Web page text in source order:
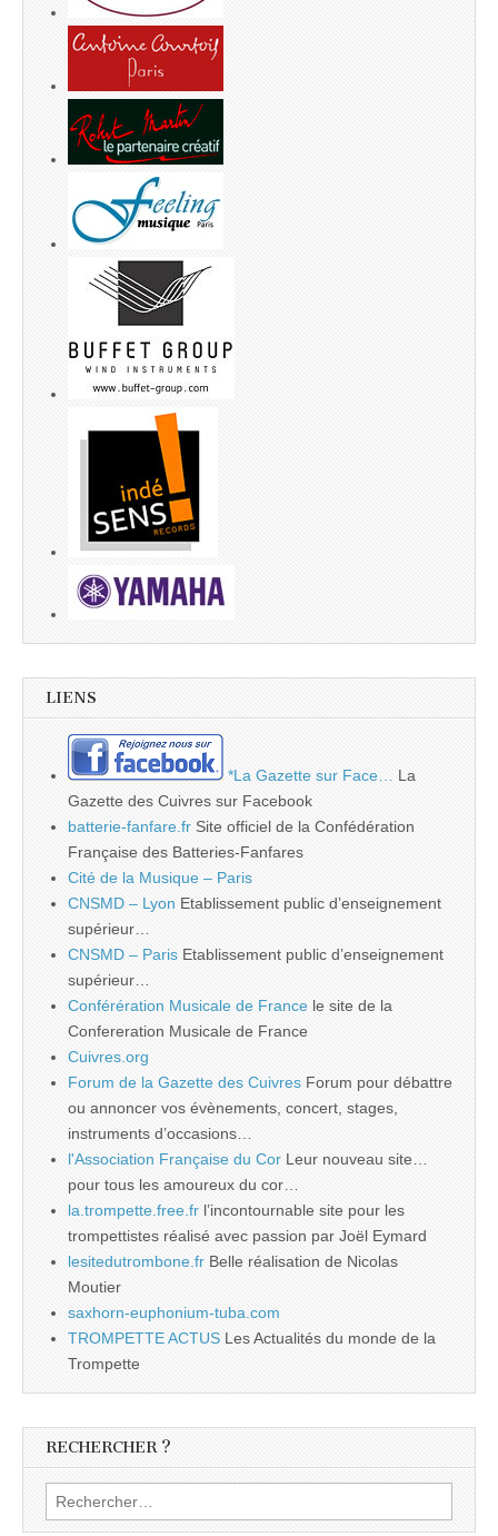
LIENS
*La Gazette sur Face…
La
Gazette des Cuivres sur Facebook
batterie-fanfare.fr Site officiel de la Confédération
Française des Batteries-Fanfares
Cité de la Musique – Paris
CNSMD – Lyon Etablissement public d’enseignement
supérieur…
CNSMD – Paris Etablissement public d’enseignement
supérieur…
Conférération Musicale de France le site de la
Confereration Musicale de France
Cuivres.org
Forum de la Gazette des Cuivres Forum pour débattre
ou annoncer vos évènements, concert, stages,
instruments d’occasions…
l'Association Française du Cor Leur nouveau site…
pour tous les amoureux du cor…
la.trompette.free.fr l’incontournable site pour les
trompettistes réalisé avec passion par Joël Eymard
lesitedutrombone.fr Belle réalisation de Nicolas
Moutier
saxhorn-euphonium-tuba.com
TROMPETTE ACTUS Les Actualités du monde de la
Trompette
RECHERCHER ?
Rechercher :